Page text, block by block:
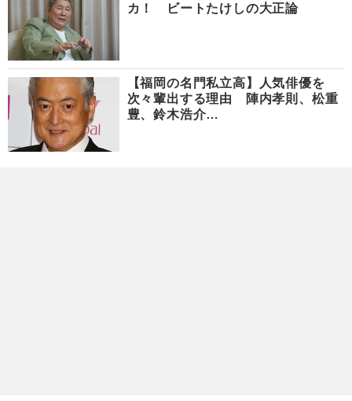
カ！ ビートたけしの大正論
【福岡の名門私立高】人気俳優を
次々輩出する理由 陣内孝則、松重
豊、鈴木浩介…